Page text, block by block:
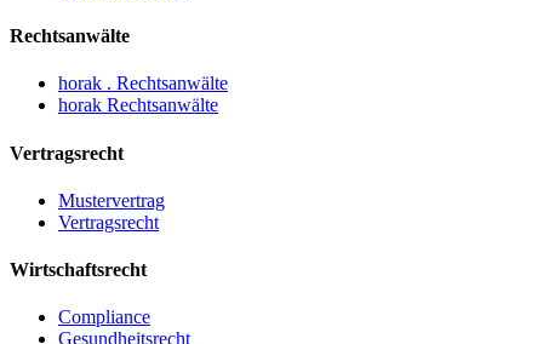
Rechtsanwälte
horak . Rechtsanwälte
horak Rechtsanwälte
Vertragsrecht
Mustervertrag
Vertragsrecht
Wirtschaftsrecht
Compliance
Gesundheitsrecht